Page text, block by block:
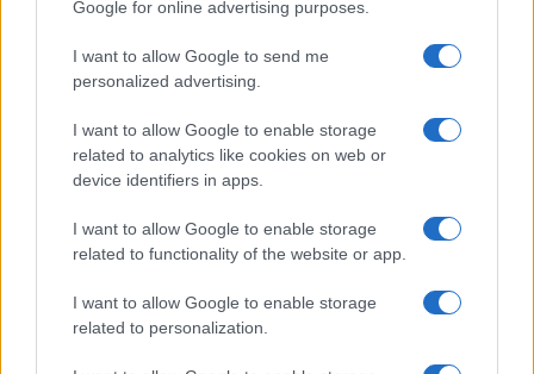
Google for online advertising purposes.
I want to allow Google to send me
personalized advertising.
I want to allow Google to enable storage
related to analytics like cookies on web or
device identifiers in apps.
I want to allow Google to enable storage
related to functionality of the website or app.
I want to allow Google to enable storage
related to personalization.
Puoi effettuare l'accesso andando nella
cliccandoqui
TEMI:
Giunta Regionale Sardegna
Provincia Nord Est Gallura
Regione Sardegna
Entra nel canale telegram di
GalluraOggi.it